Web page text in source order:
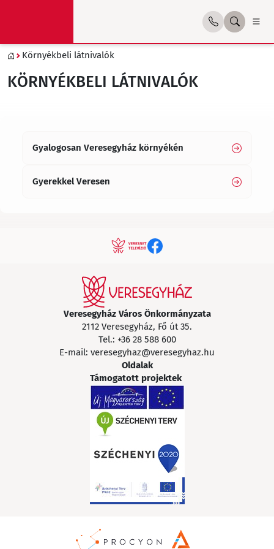
Környékbeli látnivalók
KÖRNYÉKBELI LÁTNIVALÓK
Gyalogosan Veresegyház környékén
Gyerekkel Veresen
Veresegyház Város Önkormányzata
2112 Veresegyház, Fő út 35.
Tel.: +36 28 588 600
E-mail: veresegyhaz@veresegyhaz.hu
Oldalak
Támogatott projektek